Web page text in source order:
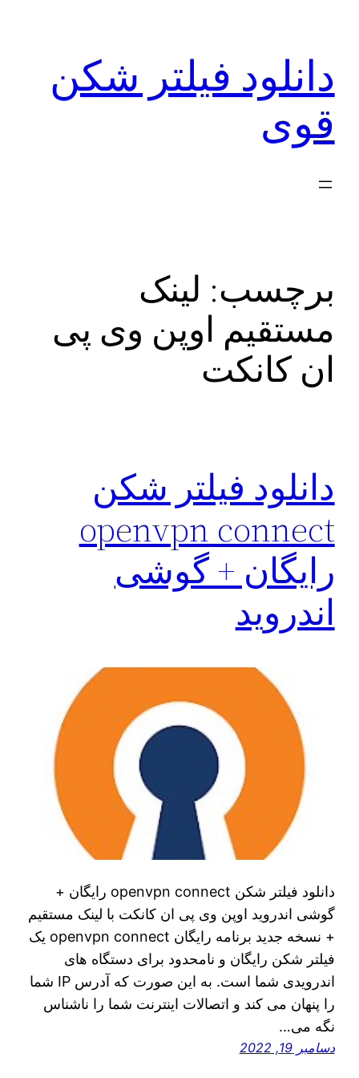
دانلود فیلتر شکن
قوی
برچسب: لینک
مستقیم اوپن وی پی
ان کانکت
دانلود فیلتر شکن
openvpn connect
رایگان + گوشی
اندروید
دانلود فیلتر شکن openvpn connect رایگان +
گوشی اندروید اوپن وی پی ان کانکت با لینک مستقیم
+ نسخه جدید برنامه رایگان openvpn connect یک
فیلتر شکن رایگان و نامحدود برای دستگاه های
اندرویدی شما است. به این صورت که آدرس IP شما
را پنهان می کند و اتصالات اینترنت شما را ناشناس
نگه می…
دسامبر 19, 2022